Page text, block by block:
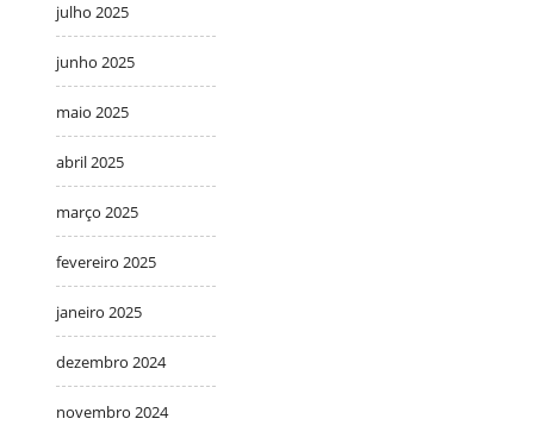
julho 2025
junho 2025
maio 2025
abril 2025
março 2025
fevereiro 2025
janeiro 2025
dezembro 2024
novembro 2024